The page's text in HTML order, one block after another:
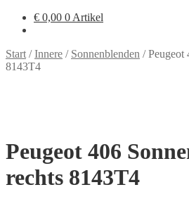
€ 0,00 0 Artikel
Start /Innere / Sonnenblenden /Peugeot
8143T4
Peugeot 406
rechts 8143T4